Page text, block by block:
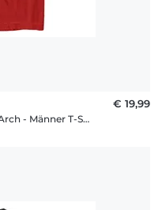
Marvel - Black Widow - Black Widow Arch - Männer T-Shirt
€ 19,99